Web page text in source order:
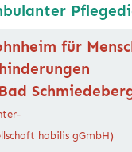
für
habilis gGmbH)